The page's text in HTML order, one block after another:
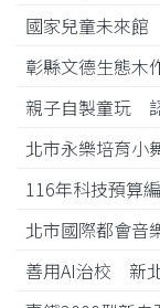
國家兒童未來
彰縣文德生態
親子自製童玩
北市永樂培育
116年科技預算
北市國際都會
善用AI治校 新